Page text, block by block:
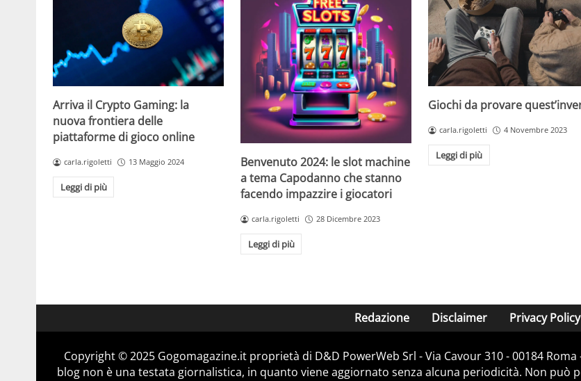
Arriva il Crypto Gaming: la
nuova frontiera delle
piattaforme di gioco online
carla.rigoletti 13 Maggio 2024
Leggi di più
Benvenuto 2024: le slot machine
a tema Capodanno che stanno
facendo impazzire i giocatori
carla.rigoletti 28 Dicembre 2023
Leggi di più
Giochi da provare
carla.rigoletti 4 Novembre 2023
Leggi di più
Redazione Disclaimer Privacy Policy
Copyright © 2025 Gogomagazine.it proprietà di D&D PowerWeb Srl - Via Cavour 310 - 00184
blog non è una testata giornalistica, in quanto viene aggiornato senza alcuna periodicità. Non